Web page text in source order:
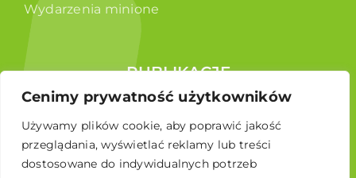
Cenimy prywatność użytkowników
Używamy plików cookie, aby poprawić jakość
przeglądania, wyświetlać reklamy lub treści
dostosowane do indywidualnych potrzeb
Wydarzenia minione
PUBLIKACJE
Raporty
Broszura edukacyjna